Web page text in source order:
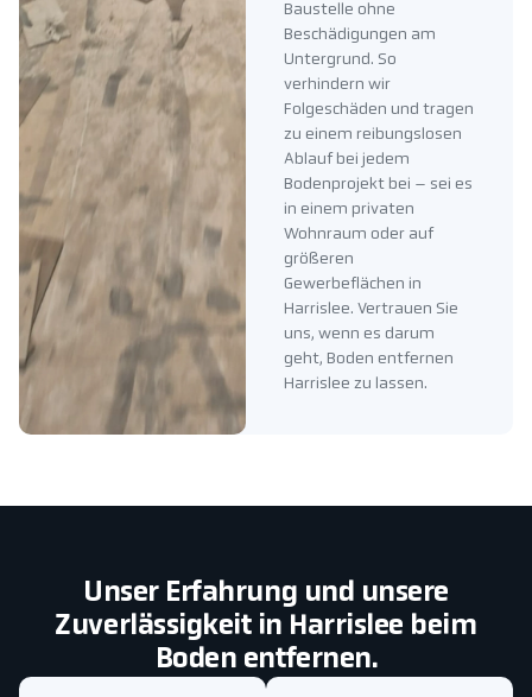
Baustelle ohne
Beschädigungen am
Untergrund. So
verhindern wir
Folgeschäden und tragen
zu einem reibungslosen
Ablauf bei jedem
Bodenprojekt bei – sei es
in einem privaten
Wohnraum oder auf
größeren
Gewerbeflächen in
Harrislee. Vertrauen Sie
uns, wenn es darum
geht, Boden entfernen
Harrislee zu lassen.
Unser Erfahrung und unsere
Zuverlässigkeit in Harrislee beim
Boden entfernen.